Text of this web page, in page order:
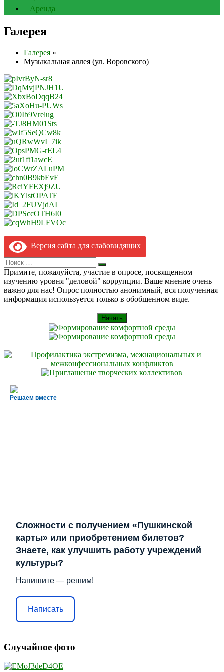
Аренда
Галерея
Галерея »
Музыкальная аллея (ул. Воровского)
Версия сайта для слабовидящих
Search
for:
Искать
Примите, пожалуйста, участие в опросе, посвященном
изучению уровня "деловой" коррупции. Ваше мнение очень
важно для нас! Опрос полностью анонимный, вся полученная
информация используется только в обобщенном виде.
Начать
Решаем вместе
Сложности с получением «Пушкинской
карты» или приобретением билетов?
Знаете, как улучшить работу учреждений
культуры?
Напишите — решим!
Написать
Случайное фото